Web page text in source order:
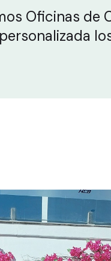
Oficinas de